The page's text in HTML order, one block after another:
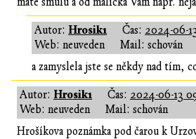
Autor:Hrosik1 Čas: 2024-06-
Web: neuveden
Mail: schován
a zamyslela jste se někdy nad tím,
Autor: Hrosik1 Čas: 2024-06-13
Web: neuveden
Mail: schován
Hrošíkova poznámka pod čarou k